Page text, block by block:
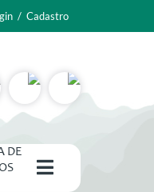
/ Cadastro
DE